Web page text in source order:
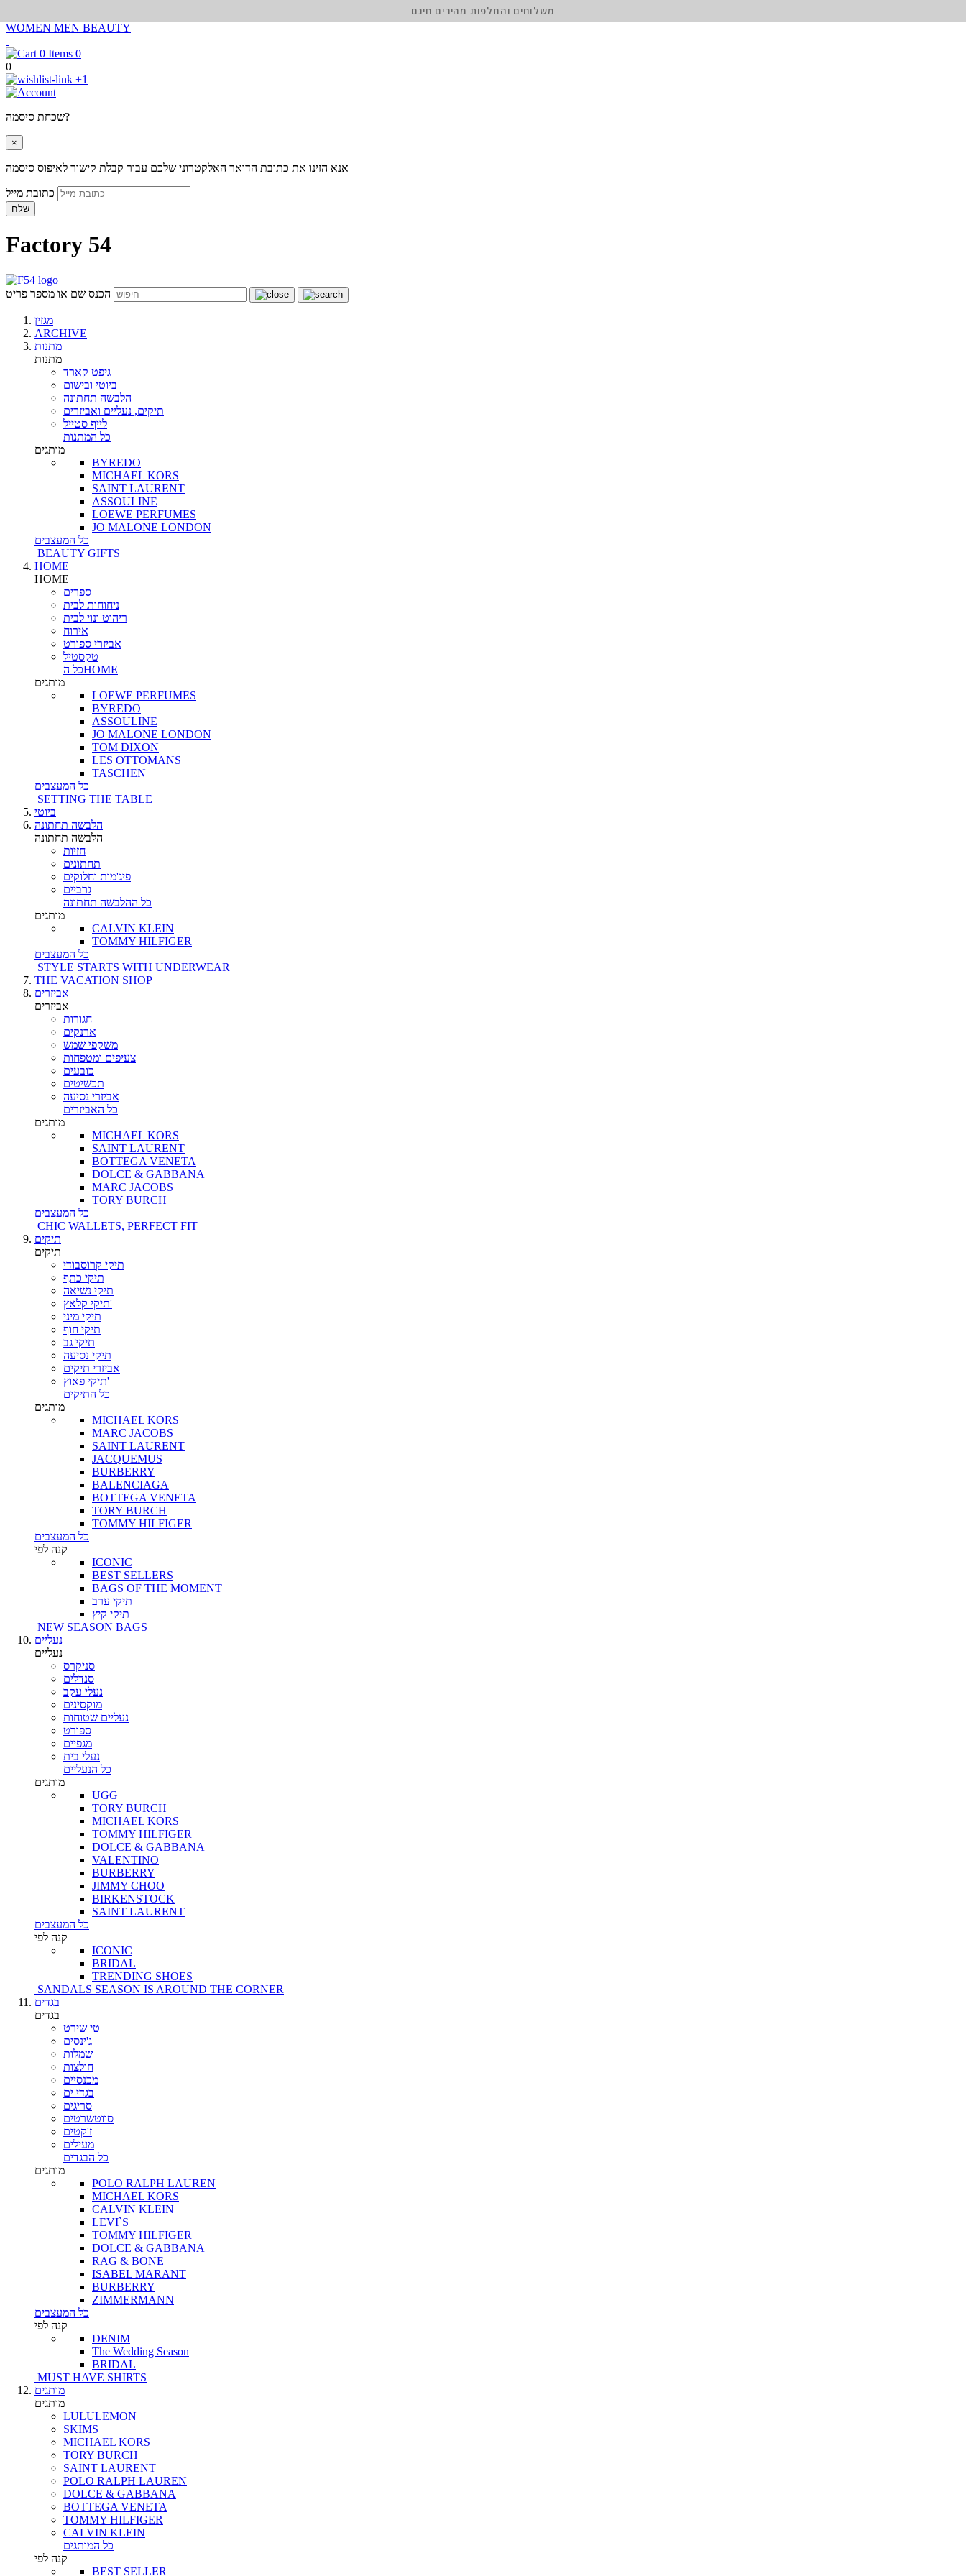
WOMEN MEN BEAUTY
0
0
+1
שכחת סיסמה?
×
אנא הזינו את כתובת הדואר האלקטרוני שלכם עבור קבלת קישור לאיפוס סיסמה
שלח
Factory 54
הכנס שם או מספר פריט
מגזין
ARCHIVE
מתנות
מתנות
גיפט קארד
ביוטי ובישום
הלבשה תחתונה
תיקים, נעליים ואביזרים
לייף סטייל
כל המתנות
מותגים
BYREDO
MICHAEL KORS
SAINT LAURENT
ASSOULINE
LOEWE PERFUMES
JO MALONE LONDON
כל המעצבים
BEAUTY GIFTS
HOME
HOME
ספרים
ניחוחות לבית
ריהוט ונוי לבית
אירוח
אביזרי ספורט
טקסטיל
כל הHOME
מותגים
LOEWE PERFUMES
BYREDO
ASSOULINE
JO MALONE LONDON
TOM DIXON
LES OTTOMANS
TASCHEN
כל המעצבים
SETTING THE TABLE
ביוטי
הלבשה תחתונה
הלבשה תחתונה
חזיות
תחתונים
פיג'מות וחלוקים
גרביים
כל ההלבשה תחתונה
מותגים
CALVIN KLEIN
TOMMY HILFIGER
כל המעצבים
STYLE STARTS WITH UNDERWEAR
THE VACATION SHOP
אביזרים
אביזרים
חגורות
ארנקים
משקפי שמש
צעיפים ומטפחות
כובעים
תכשיטים
אביזרי נסיעה
כל האביזרים
מותגים
MICHAEL KORS
SAINT LAURENT
BOTTEGA VENETA
DOLCE & GABBANA
MARC JACOBS
TORY BURCH
כל המעצבים
CHIC WALLETS, PERFECT FIT
תיקים
תיקים
תיקי קרוסבודי
תיקי כתף
תיקי נשיאה
תיקי קלאץ'
תיקי מיני
תיקי חוף
תיקי גב
תיקי נסיעה
אביזרי תיקים
תיקי פאוץ'
כל התיקים
מותגים
MICHAEL KORS
MARC JACOBS
SAINT LAURENT
JACQUEMUS
BURBERRY
BALENCIAGA
BOTTEGA VENETA
TORY BURCH
TOMMY HILFIGER
כל המעצבים
קנה לפי
ICONIC
BEST SELLERS
BAGS OF THE MOMENT
תיקי ערב
תיקי קיץ
NEW SEASON BAGS
נעליים
נעליים
סניקרס
סנדלים
נעלי עקב
מוקסינים
נעליים שטוחות
ספורט
מגפיים
נעלי בית
כל הנעליים
מותגים
UGG
TORY BURCH
MICHAEL KORS
TOMMY HILFIGER
DOLCE & GABBANA
VALENTINO
BURBERRY
JIMMY CHOO
BIRKENSTOCK
SAINT LAURENT
כל המעצבים
קנה לפי
ICONIC
BRIDAL
TRENDING SHOES
SANDALS SEASON IS AROUND THE CORNER
בגדים
בגדים
טי שירט
ג'ינסים
שמלות
חולצות
מכנסיים
בגדי ים
סריגים
סווטשרטים
ז'קטים
מעילים
כל הבגדים
מותגים
POLO RALPH LAUREN
MICHAEL KORS
CALVIN KLEIN
LEVI`S
TOMMY HILFIGER
DOLCE & GABBANA
RAG & BONE
ISABEL MARANT
BURBERRY
ZIMMERMANN
כל המעצבים
קנה לפי
DENIM
The Wedding Season
BRIDAL
MUST HAVE SHIRTS
מותגים
מותגים
LULULEMON
SKIMS
MICHAEL KORS
TORY BURCH
SAINT LAURENT
POLO RALPH LAUREN
DOLCE & GABBANA
BOTTEGA VENETA
TOMMY HILFIGER
CALVIN KLEIN
כל המותגים
קנה לפי
BEST SELLER
משלוחים והחלפות מהירים חינם